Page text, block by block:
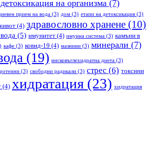
детоксикация на организма (7)
прием на вода (3) дом (3) етапи на детоксикация (3)
(4) здравословно хранене (10)
(5) имунитет (4) имунна система (3) камъни в
кафе (3) ковид-19 (4) мазнини (3) минерали (7)
(19) нисковъглехидратна диета (3)
(3) свободни радикали (3) стрес (6) токсини
(4) хидратация (23) хидратация